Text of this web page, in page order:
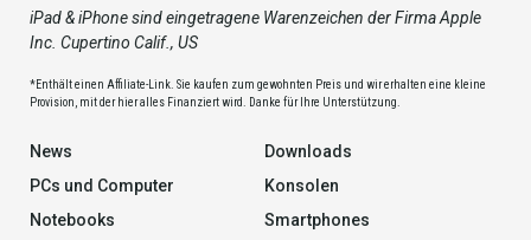
iPad & iPhone sind eingetragene Warenzeichen der Firma Apple
Inc. Cupertino Calif., US
*Enthält einen Affiliate-Link. Sie kaufen zum gewohnten Preis und wir erhalten eine kleine
Provision, mit der hier alles Finanziert wird. Danke für Ihre Unterstützung.
News
Downloads
PCs und Computer
Konsolen
Notebooks
Smartphones